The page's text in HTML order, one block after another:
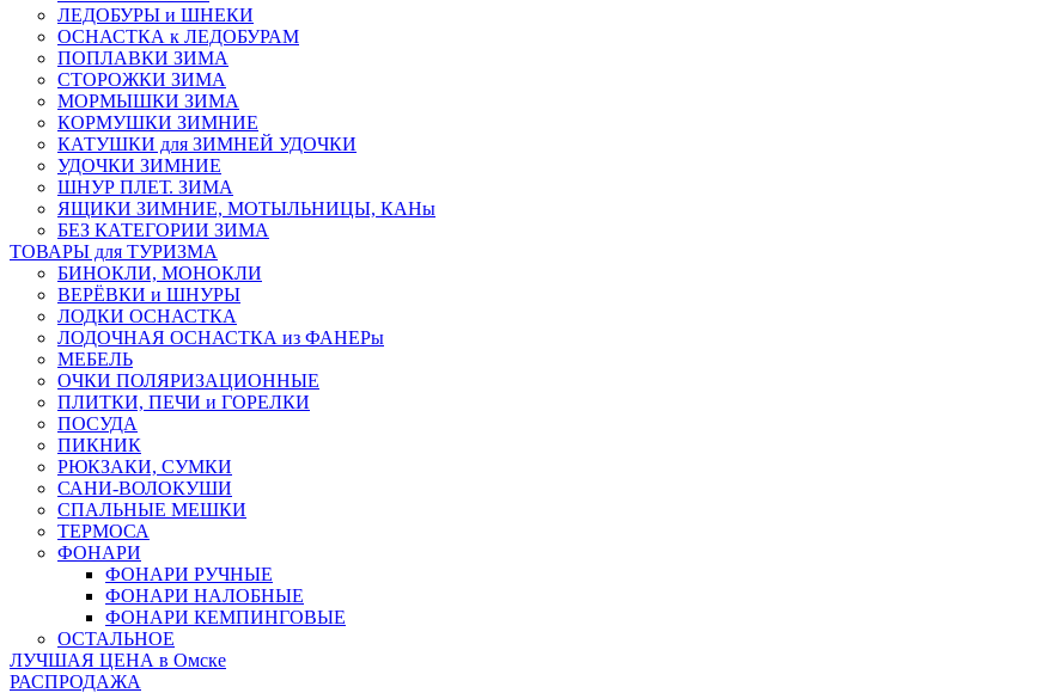
ЛЕДОБУРЫ и ШНЕКИ
ОСНАСТКА к ЛЕДОБУРАМ
ПОПЛАВКИ ЗИМА
СТОРОЖКИ ЗИМА
МОРМЫШКИ ЗИМА
КОРМУШКИ ЗИМНИЕ
КАТУШКИ для ЗИМНЕЙ УДОЧКИ
УДОЧКИ ЗИМНИЕ
ШНУР ПЛЕТ. ЗИМА
ЯЩИКИ ЗИМНИЕ, МОТЫЛЬНИЦЫ, КАНы
БЕЗ КАТЕГОРИИ ЗИМА
ТОВАРЫ для ТУРИЗМА
БИНОКЛИ, МОНОКЛИ
ВЕРЁВКИ и ШНУРЫ
ЛОДКИ ОСНАСТКА
ЛОДОЧНАЯ ОСНАСТКА из ФАНЕРы
МЕБЕЛЬ
ОЧКИ ПОЛЯРИЗАЦИОННЫЕ
ПЛИТКИ, ПЕЧИ и ГОРЕЛКИ
ПОСУДА
ПИКНИК
РЮКЗАКИ, СУМКИ
САНИ-ВОЛОКУШИ
СПАЛЬНЫЕ МЕШКИ
ТЕРМОСА
ФОНАРИ
ФОНАРИ РУЧНЫЕ
ФОНАРИ НАЛОБНЫЕ
ФОНАРИ КЕМПИНГОВЫЕ
ОСТАЛЬНОЕ
ЛУЧШАЯ ЦЕНА в Омске
РАСПРОДАЖА